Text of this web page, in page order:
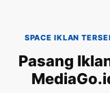
SPACE IKLAN
Pasang